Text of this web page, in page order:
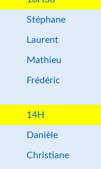
Stéphane
Laurent
Mathieu
Frédéric
14H
Danièle
Christiane